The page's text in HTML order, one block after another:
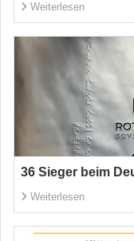
Weiterlesen
36 Sieger beim
Weiterlesen